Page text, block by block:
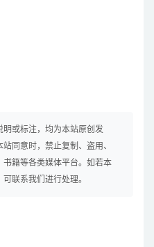
或标注，均为本站原创发
同意时，禁止复制、盗用、
籍等各类媒体平台。如若本
联系我们进行处理。